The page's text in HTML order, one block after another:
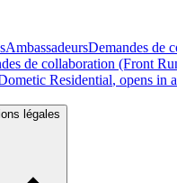
AmbassadeursDemandes de
de collaboration (Front
Residential, opens in
légales